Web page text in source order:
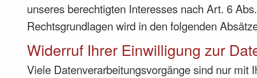
unseres berechtigten Interesses nach Art. 6
Rechtsgrundlagen wird in den folgenden
Widerruf Ihrer Einwilligung zur
Viele Datenverarbeitungsvorgänge sind nur